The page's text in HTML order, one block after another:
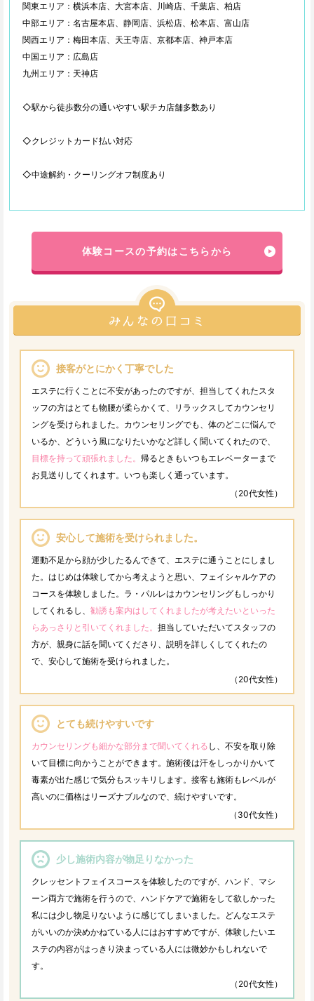
関東エリア：横浜本店、大宮本店、川崎店、千葉店、柏店
中部エリア：名古屋本店、静岡店、浜松店、松本店、富山店
関西エリア：梅田本店、天王寺店、京都本店、神戸本店
中国エリア：広島店
九州エリア：天神店
◇駅から徒歩数分の通いやすい駅チカ店舗多数あり
◇クレジットカード払い対応
◇中途解約・クーリングオフ制度あり
体験コースの予約はこちらから
接客がとにかく丁寧でした
エステに行くことに不安があったのですが、担当してくれたスタ
ッフの方はとても物腰が柔らかくて、リラックスしてカウンセリ
ングを受けられました。カウンセリングでも、体のどこに悩んで
いるか、どういう風になりたいかなど詳しく聞いてくれたので、
目標を持って頑張れました。 帰るときもいつもエレベーターまで
お見送りしてくれます。いつも楽しく通っています。
（20代女性）
安心して施術を受けられました。
運動不足から顔が少したるんできて、エステに通うことにしまし
た。はじめは体験してから考えようと思い、フェイシャルケアの
コースを体験しました。ラ・パルレはカウンセリングもしっかり
してくれるし、 勧誘も案内はしてくれましたが考えたいといった
らあっさりと引いてくれました。 担当していただいてスタッフの
方が、親身に話を聞いてくださり、説明を詳しくしてくれたの
で、安心して施術を受けられました。
（20代女性）
とても続けやすいです
カウンセリングも細かな部分まで聞いてくれる し、不安を取り除
いて目標に向かうことができます。施術後は汗をしっかりかいて
毒素が出た感じで気分もスッキリします。接客も施術もレベルが
高いのに価格はリーズナブルなので、続けやすいです。
（30代女性）
少し施術内容が物足りなかった
クレッセントフェイスコースを体験したのですが、ハンド、マシ
ーン両方で施術を行うので、ハンドケアで施術をして欲しかった
私には少し物足りないように感じてしまいました。どんなエステ
がいいのか決めかねている人にはおすすめですが、体験したいエ
ステの内容がはっきり決まっている人には微妙かもしれないで
す。
（20代女性）